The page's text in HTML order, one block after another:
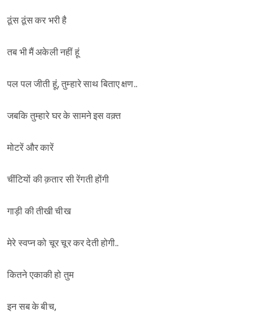
ठूंस ठूंस कर भरी है
तब भी मैं अकेली नहीं हूं
पल पल जीती हूं, तुम्हारे साथ बिताए क्षण..
जबकि तुम्हारे घर के सामने इस वक़्त
मोटरें और कारें
चींटियों की क़तार सी रेंगती होंगी
गाड़ी की तीखी चीख
मेरे स्वप्न को चूर चूर कर देती होगी..
कितने एकाकी हो तुम
इन सब के बीच,